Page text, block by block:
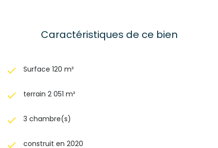
Caractéristiques de ce bien
Surface 120 m²
terrain 2 051 m²
3 chambre(s)
construit en 2020